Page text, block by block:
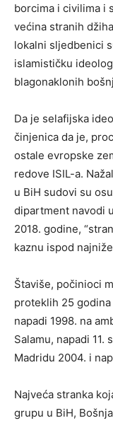
borcima i civilima i
većina stranih
lokalni sljedbenici
islamističku
blagonaklonih
Da je selafijska
činjenica da je,
ostale evropske
redove ISIL-a.
u BiH sudovi su
dipartment navodi
2018. godine,
kaznu ispod
Štaviše, počinioci
proteklih 25
napadi 1998. na
Salamu, napadi 11.
Madridu 2004. i
Najveća stranka
grupu u BiH,